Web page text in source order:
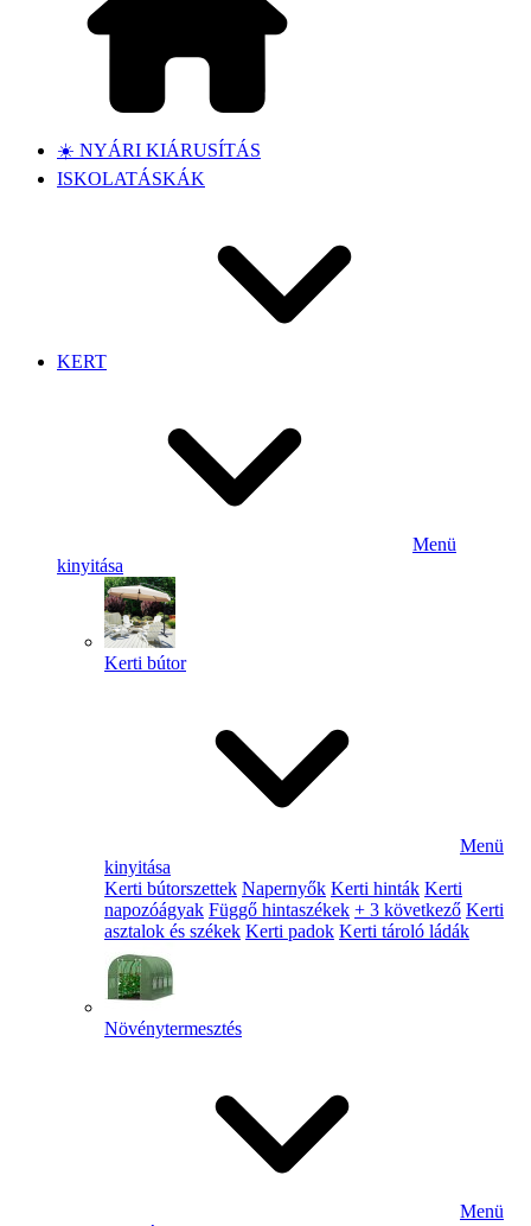
☀️ NYÁRI KIÁRUSÍTÁS
ISKOLATÁSKÁK
KERT
Menü
kinyitása
Kerti bútor
Menü
kinyitása
Kerti bútorszettek Napernyők Kerti hinták Kerti
napozóágyak Függő hintaszékek + 3 következő Kerti
asztalok és székek Kerti padok Kerti tároló ládák
Növénytermesztés
Menü